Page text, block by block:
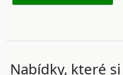
Nabídky, které